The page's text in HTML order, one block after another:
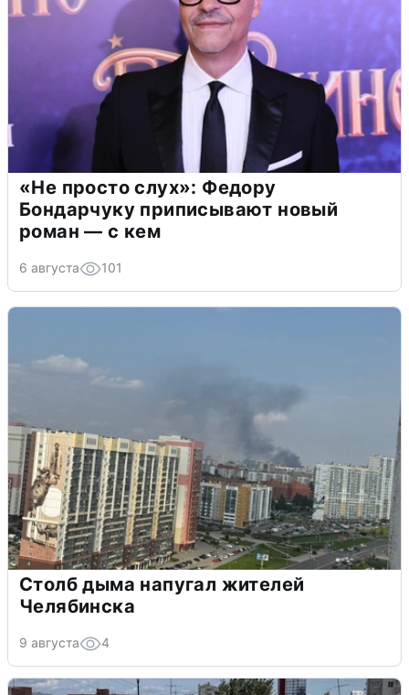
«Не просто слух»: Федору
Бондарчуку приписывают новый
роман — с кем
6 августа 101
Столб дыма напугал жителей
Челябинска
9 августа 4